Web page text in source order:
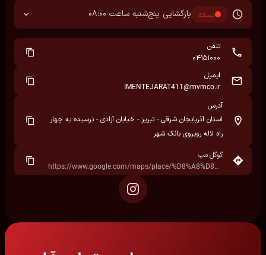
بسته بازگشایی پنج‌شنبه ساعت 08:00
تلفن
04151000
ایمیل
IMENTEJARAT411@mvmco.ir
آدرس
استان آذربایجان شرقی - تبریز - خیابان آزادی - نرسیده به چهار
راه لاله روبروی بانک شهر
گوگل مپ
https://www.google.com/maps/place/%D8%A8%D8%A7%D9%86%DA%A9+%D8%B4%D9%87%D8%B1%E2%80%AD/@38.0580562,46.2650355,17z/data=!3m1!4b1!4m6!3m5!1s0x401a0ffec67c2727:0xde8f1025d8d1858c!8m2!3d38.0580562!4d46.2650355!16s%2Fg%2F1hf1k5_s0